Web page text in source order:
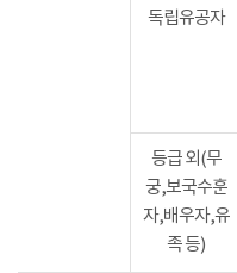
독립유공자
등급 외(무
궁,보국수훈
자,배우자,유
족 등)